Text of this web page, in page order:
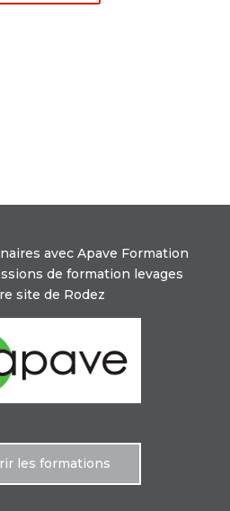
avec Apave Formation
de formation levages
site de Rodez
les formations